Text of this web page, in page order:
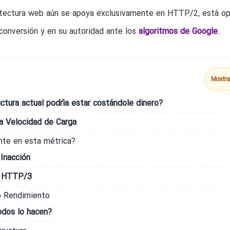
web aún se apoya exclusivamente en HTTP/2, está
y en su autoridad ante los algoritmos de Google.
actual podría estar costándole dinero?
Velocidad de Carga
en esta métrica?
3
lo hacen?